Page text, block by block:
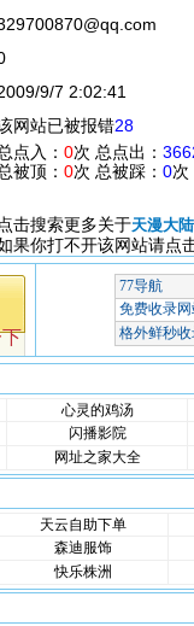
9/7 2:02:41
网站已被报错28
点入： 0次 总点出：
被顶： 0次 总被踩： 0次
点击搜索更多关于天漫大陆
果你打不开该网站请点
心灵的鸡汤
闪播影院
网址之家大全
天云自助下单
森迪服饰
快乐株洲